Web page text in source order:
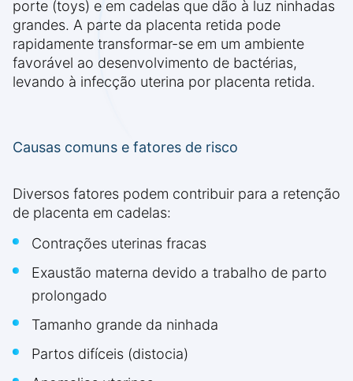
porte (toys) e em cadelas que dão à luz ninhadas
grandes. A parte da placenta retida pode
rapidamente transformar-se em um ambiente
favorável ao desenvolvimento de bactérias,
levando à infecção uterina por placenta retida.
Causas comuns e fatores de risco
Diversos fatores podem contribuir para a retenção
de placenta em cadelas:
Contrações uterinas fracas
Exaustão materna devido a trabalho de parto
prolongado
Tamanho grande da ninhada
Partos difíceis (distocia)